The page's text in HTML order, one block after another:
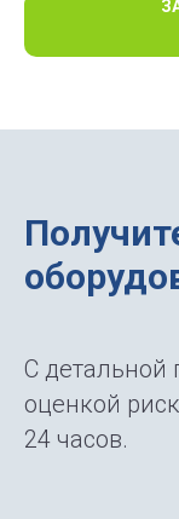
С детальной
оценкой
24 часов.